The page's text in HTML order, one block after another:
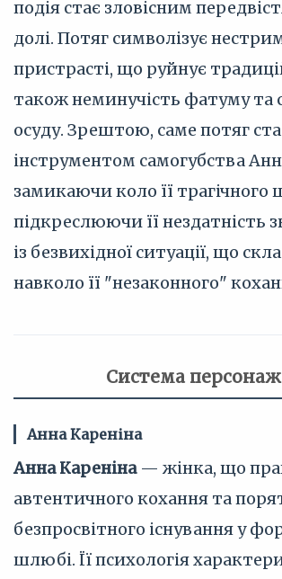
подія стає зловісним
долі. Потяг символізує
пристрасті, що руйнує
також неминучість фатуму та
осуду. Зрештою, саме потяг
інструментом самогубства
замикаючи коло її трагічного
підкреслюючи її нездатність
із безвихідної ситуації, що
навколо її "незаконного"
Система
Анна Кареніна
Анна Кареніна— жінка, що
автентичного кохання та
безпросвітного існування у
шлюбі. Її психологія